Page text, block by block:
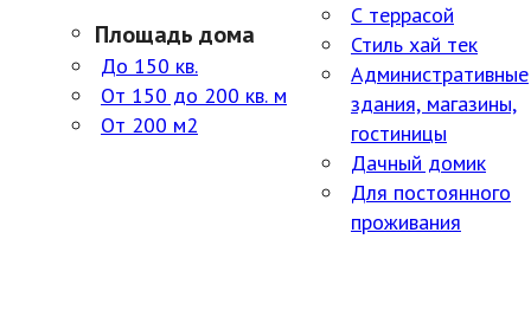
Площадь дома
До 150 кв.
От 150 до 200 кв. м
От 200 м2
С террасой
Стиль хай тек
Административные
здания, магазины,
гостиницы
Дачный домик
Для постоянного
проживания